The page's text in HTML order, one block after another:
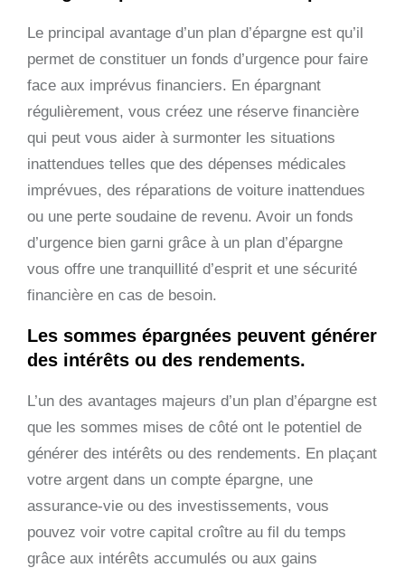
Le principal avantage d’un plan d’épargne est qu’il
permet de constituer un fonds d’urgence pour faire
face aux imprévus financiers. En épargnant
régulièrement, vous créez une réserve financière
qui peut vous aider à surmonter les situations
inattendues telles que des dépenses médicales
imprévues, des réparations de voiture inattendues
ou une perte soudaine de revenu. Avoir un fonds
d’urgence bien garni grâce à un plan d’épargne
vous offre une tranquillité d’esprit et une sécurité
financière en cas de besoin.
Les sommes épargnées peuvent générer
des intérêts ou des rendements.
L’un des avantages majeurs d’un plan d’épargne est
que les sommes mises de côté ont le potentiel de
générer des intérêts ou des rendements. En plaçant
votre argent dans un compte épargne, une
assurance-vie ou des investissements, vous
pouvez voir votre capital croître au fil du temps
grâce aux intérêts accumulés ou aux gains